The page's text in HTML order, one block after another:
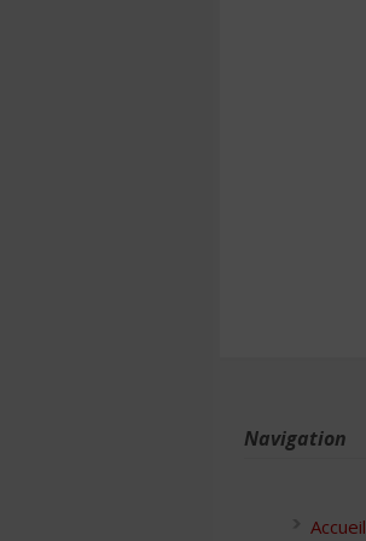
Navigation
Accueil